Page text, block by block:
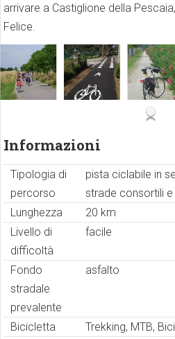
arrivare a Castiglione della
Felice.
Informazioni
Tipologia di
percorso
pista ciclabile in
strade consortili
Lunghezza
20 km
Livello di
difficoltà
facile
Fondo
stradale
prevalente
asfalto
Bicicletta
Trekking, MTB,